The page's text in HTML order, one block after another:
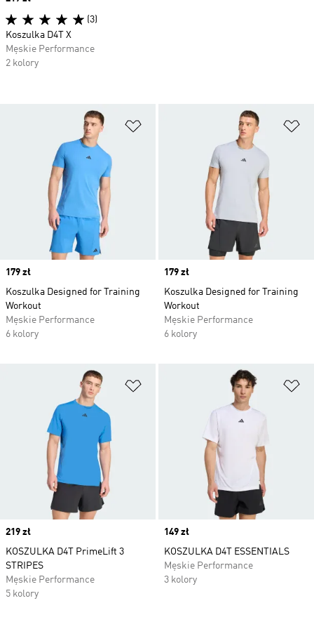
Dodaj do listy życzeń
Price
179 zł
Koszulka Designed for Training
Workout
Męskie Performance
6 kolory
Price
179 zł
Koszulka Designed for Training
Workout
Męskie Performance
6 kolory
Dodaj do listy życzeń
Price
219 zł
KOSZULKA D4T PrimeLift 3
STRIPES
Męskie Performance
5 kolory
Price
149 zł
KOSZULKA D4T ESSENTIALS
Męskie Performance
3 kolory
(3)
Koszulka D4T X
Męskie Performance
2 kolory